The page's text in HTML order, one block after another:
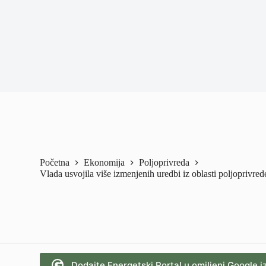
Početna Ekonomija
Poljoprivreda
Vlada usvojila više izmenjenih uredbi iz oblasti